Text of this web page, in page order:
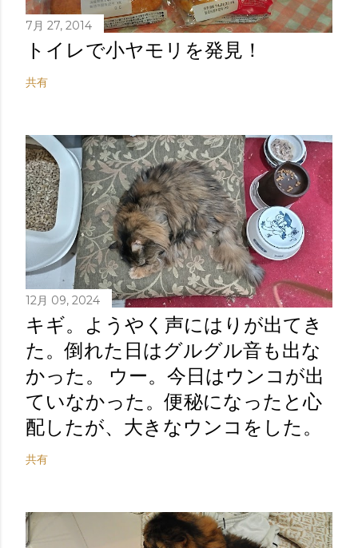
7月 27, 2014
トイレで小ヤモリを発見！
共有
12月 09, 2024
キギ。ようやく声にはりが出てき
た。倒れた日はグルグル音も出な
かった。 ウー。今日はウンコが出
ていなかった。便秘になったと心
配したが、大きなウンコをした。
共有